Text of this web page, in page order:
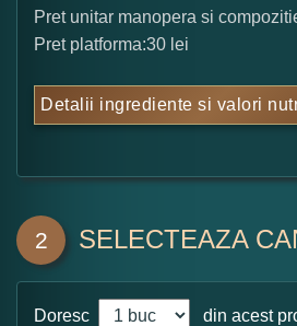
Pret unitar manopera si
Pret platforma:30 lei
Detalii ingrediente si valori
2 SELECTEAZA
Doresc din acest